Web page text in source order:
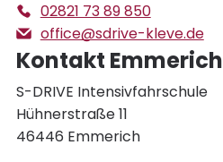
02821 73 89 850
office@sdrive-kleve.de
Kontakt Emmerich
S-DRIVE Intensivfahrschule
Hühnerstraße 11
46446 Emmerich